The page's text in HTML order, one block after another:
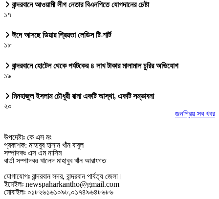
বান্দরবানে আওয়ামী লীগ নেতার বিএনপিতে যোগদানের চেষ্টা
১৭
ঈদে আসছে ডিয়ার প্রিয়তা লেডিস টি-শার্ট
১৮
বান্দরবানে হোটেল থেকে পর্যটকের ৪ লাখ টাকার মালামাল চুরির অভিযোগ
১৯
মিনহাজুল ইসলাম চৌধুরী রানা একটি আস্থা, একটি সম্ভাবনা
২০
জনপ্রিয় সব খবর
উপদেষ্টাঃ কে এস মং
প্রকাশক: মাহাবুব হাসান খাঁন বাবুল
সম্পাদকঃ এস এম নাসিম
বার্তা সম্পাদকঃ খালেদ মাহাবুব খাঁন আরাফাত
যোগাযোগঃ বান্দরবান সদর, বান্দরবান পার্বত্য জেলা।
ইমেইলঃ newspaharkantho@gmail.com
মোবাইলঃ ০১৮২৬১৬১০৯৮,০১৭৪৯৬৪৮৬৮৬